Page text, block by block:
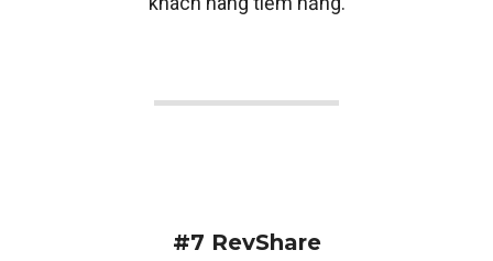
#7 RevShare